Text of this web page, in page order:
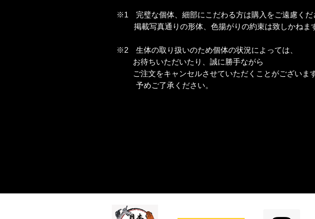
※1 完璧な個体、細部にこだわる方は購入をご遠慮くだ
掲載写真通りの形体、色揚がりの約束は致しかねま
※2 生体の取り扱いのため個体の状況によっては、
お待ちいただいたり、誠に勝手ながら
ご注文をキャンセルさせていただくことがございます
予めご了承ください。